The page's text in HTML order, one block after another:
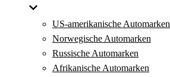
US-amerikanische Automarken
Norwegische Automarken
Russische Automarken
Afrikanische Automarken